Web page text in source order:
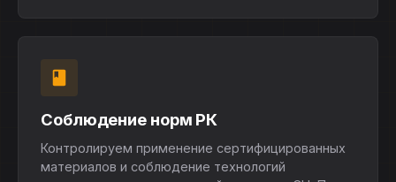
Соблюдение норм РК
Контролируем применение сертифицированных
материалов и соблюдение технологий